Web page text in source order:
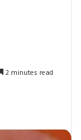
2 minutes read